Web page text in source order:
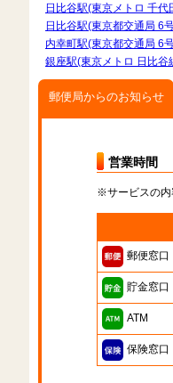
日比谷駅(東京メトロ 千代
日比谷駅(東京都交通局 6
内幸町駅(東京都交通局 6
銀座駅(東京メトロ 日比谷
郵便局からのお知らせ
営業時間
※サービスの内
郵便窓口
貯金窓口
ATM
保険窓口